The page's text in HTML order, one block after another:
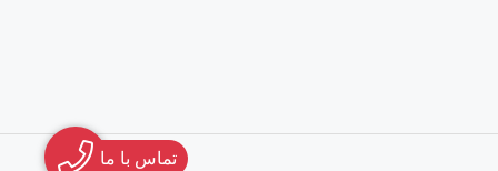
تماس با ما